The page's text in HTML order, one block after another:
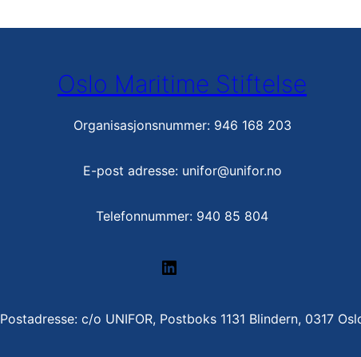
Oslo Maritime Stiftelse
Organisasjonsnummer: 946 168 203
E-post adresse: unifor@unifor.no
Telefonnummer: 940 85 804
LinkedIn
Postadresse: c/o UNIFOR, Postboks 1131 Blindern, 0317